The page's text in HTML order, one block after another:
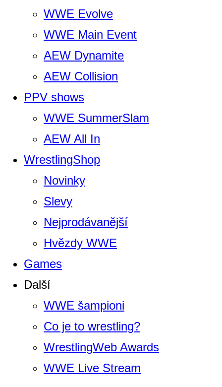
WWE Evolve
WWE Main Event
AEW Dynamite
AEW Collision
PPV shows
WWE SummerSlam
AEW All In
WrestlingShop
Novinky
Slevy
Nejprodávanější
Hvězdy WWE
Games
Další
WWE šampioni
Co je to wrestling?
WrestlingWeb Awards
WWE Live Stream